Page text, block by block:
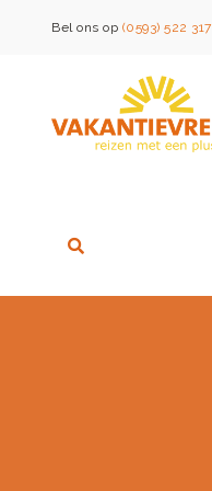
Bel ons op (0593) 522 317